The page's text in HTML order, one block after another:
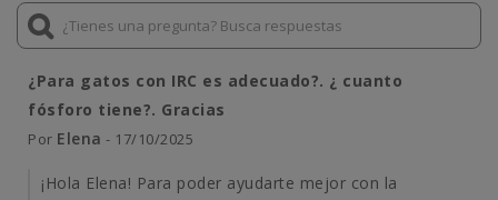
¿Para gatos con IRC es adecuado?. ¿ cuanto
fósforo tiene?. Gracias
Por Elena - 17/10/2025
¡Hola Elena! Para poder ayudarte mejor con la